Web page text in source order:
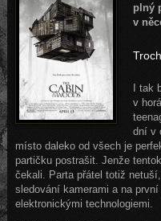
plný
v
I tak
v
dní v
místo daleko od všech je
partičku postrašit. Jenže
čekali. Parta přátel totiž
sledování kamerami a na
elektronickými technologiemi.